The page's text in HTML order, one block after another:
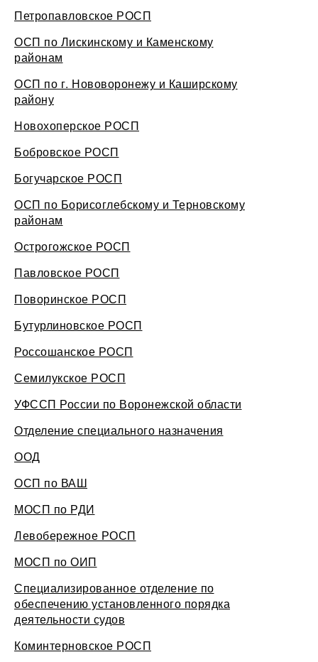
Петропавловское РОСП
ОСП по Лискинскому и Каменскому
районам
ОСП по г. Нововоронежу и Каширскому
району
Новохоперское РОСП
Бобровское РОСП
Богучарское РОСП
ОСП по Борисоглебскому и Терновскому
районам
Острогожское РОСП
Павловское РОСП
Поворинское РОСП
Бутурлиновское РОСП
Россошанское РОСП
Семилукское РОСП
УФССП России по Воронежской области
Отделение специального назначения
ООД
ОСП по ВАШ
МОСП по РДИ
Левобережное РОСП
МОСП по ОИП
Специализированное отделение по
обеспечению установленного порядка
деятельности судов
Коминтерновское РОСП